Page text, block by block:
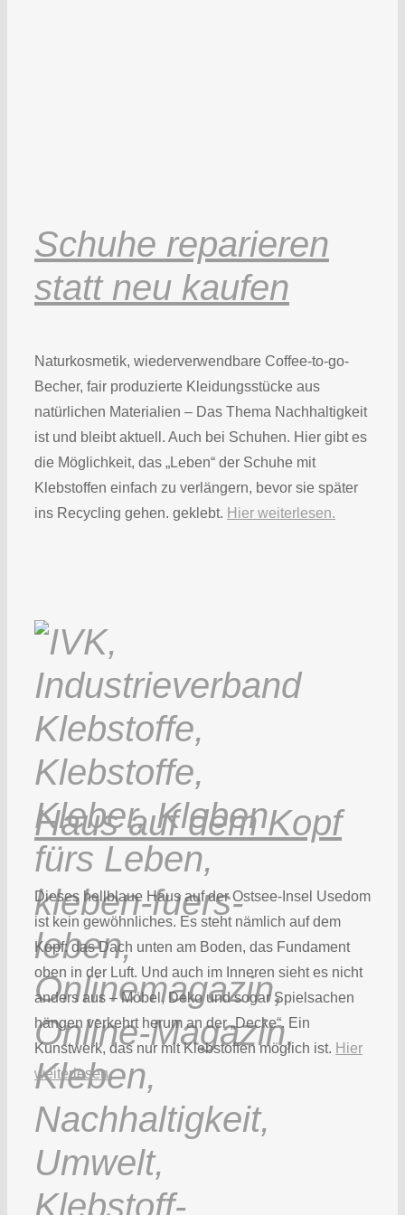
Schuhe reparieren
statt neu kaufen
Naturkosmetik, wiederverwendbare Coffee-to-go-
Becher, fair produzierte Kleidungsstücke aus
natürlichen Materialien – Das Thema Nachhaltigkeit
ist und bleibt aktuell. Auch bei Schuhen. Hier gibt es
die Möglichkeit, das „Leben“ der Schuhe mit
Klebstoffen einfach zu verlängern, bevor sie später
ins Recycling gehen. geklebt. Hier weiterlesen.
Haus auf dem Kopf
Dieses hellblaue Haus auf der Ostsee-Insel Usedom
ist kein gewöhnliches. Es steht nämlich auf dem
Kopf: das Dach unten am Boden, das Fundament
oben in der Luft. Und auch im Inneren sieht es nicht
anders aus – Möbel, Deko und sogar Spielsachen
hängen verkehrt herum an der „Decke“. Ein
Kunstwerk, das nur mit Klebstoffen möglich ist. Hier
weiterlesen.